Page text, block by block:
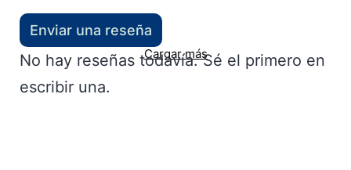
Cargar más
Enviar una reseña
No hay reseñas todavía. Sé el primero en
escribir una.